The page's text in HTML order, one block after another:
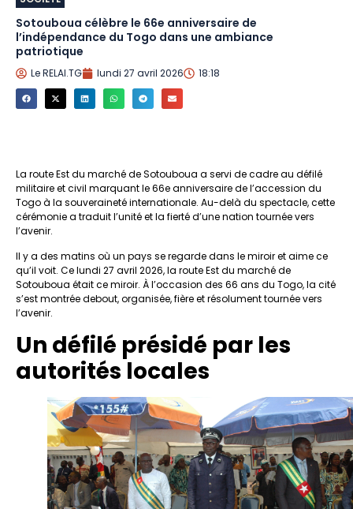
Sotouboua célèbre le 66e anniversaire de
l’indépendance du Togo dans une ambiance
patriotique
Le RELAI.TG lundi 27 avril 2026 18:18
La route Est du marché de Sotouboua a servi de cadre au défilé
militaire et civil marquant le 66e anniversaire de l’accession du
Togo à la souveraineté internationale. Au-delà du spectacle, cette
cérémonie a traduit l’unité et la fierté d’une nation tournée vers
l’avenir.
Il y a des matins où un pays se regarde dans le miroir et aime ce
qu’il voit. Ce lundi 27 avril 2026, la route Est du marché de
Sotouboua était ce miroir. À l’occasion des 66 ans du Togo, la cité
s’est montrée debout, organisée, fière et résolument tournée vers
l’avenir.
Un défilé présidé par les
autorités locales